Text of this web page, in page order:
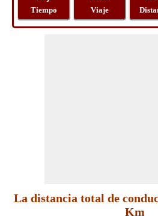
Tiempo
Viaje
La distancia total de
Km